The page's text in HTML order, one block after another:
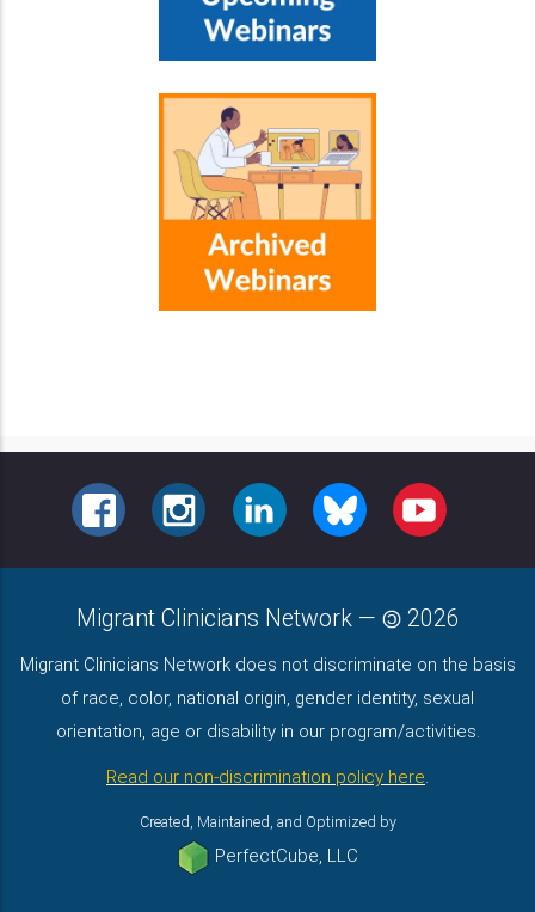
FACEBOOKINSTAGRAMLINKEDIN BLUESKY YOUTUBE
Migrant Clinicians Network — 2026
Migrant Clinicians Network does not discriminate on the basis
of race, color, national origin, gender identity, sexual
orientation, age or disability in our program/activities.
Read our non-discrimination policy here.
Created, Maintained, and Optimized by
PerfectCube, LLC